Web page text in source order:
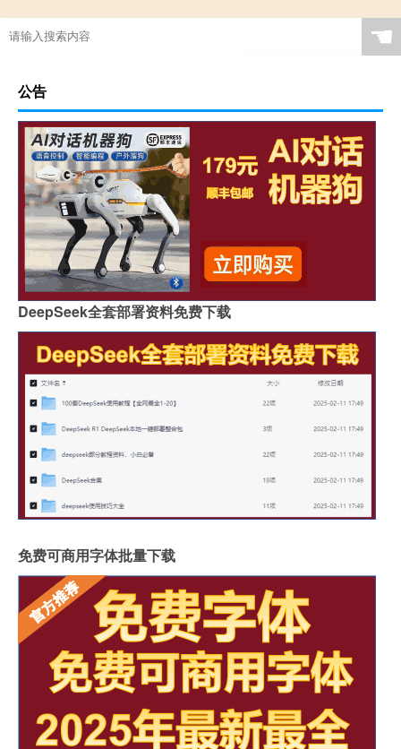
☚
公告
DeepSeek全套部署资料免费下载
免费可商用字体批量下载